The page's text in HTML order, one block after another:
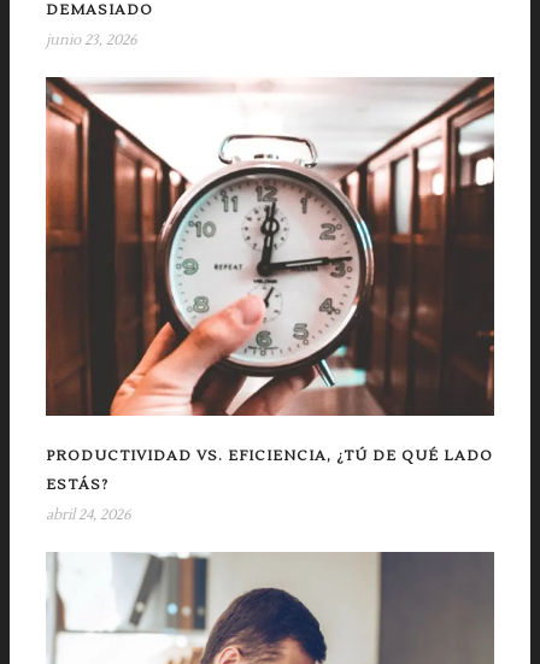
DEMASIADO
junio 23, 2026
PRODUCTIVIDAD VS. EFICIENCIA, ¿TÚ DE QUÉ LADO
ESTÁS?
abril 24, 2026